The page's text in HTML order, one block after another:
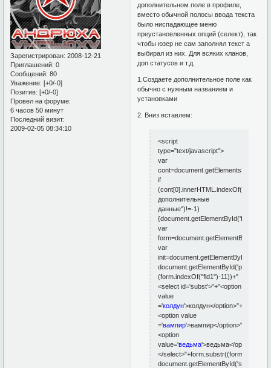
Зарегистрирован: 2008-12-21
Приглашений: 0
Сообщений: 80
Уважение: [+0/-0]
Позитив: [+0/-0]
Провел на форуме:
6 часов 50 минут
Последний визит:
2009-02-05 08:34:10
дополнительном поле в профиле,
вместо обычной полосы ввода текста
было ниспадающее меню
преустановленных опций (селект), так
чтобы юзер не сам заполнял текст а
выбирал из них. Для всяких кланов,
доп статусов и т.д.
1.Создаете дополнительное поле как
обычно с нужным названием и
установками
2. Вниз вставлем:
<script
type="text/javascript">
var
if
(cont[0].innerHTML.indexOf("Укажите
дополнительные
данные")!=-1)
var
var
(form.indexOf("fld1")-11))+"
<select id='subst'>"+"<option
value
='колдун'>колдун</option>"+"
<option value
='вампир'>вампир</option>"+"
<option
value='ведьма'>ведьма</option>"+
</